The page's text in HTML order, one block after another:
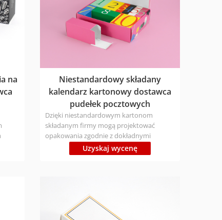
na
Niestandardowy składany
kalendarz kartonowy dostawca
pudełek pocztowych
Dzięki niestandardowym kartonom
składanym firmy mogą projektować
opakowania zgodnie z dokładnymi
specyfikacjami, poprawiając zarówno
prezentację produktu, jak i wrażenia
ształtu itp. Rodzaj materiału: Ekologiczne,
posiadają certyfikaty FSC/ISO/BSCI Czas
produkcji: Próbka 1-3 dni; luzem 7-9 dni
Uzyskaj wycenę